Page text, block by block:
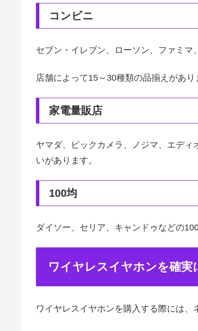
コンビニ
セブン・イレブン、ローソン、ファミマ
店舗によって15～30種類の品揃えがあり
家電量販店
ヤマダ、ビックカメラ、ノジマ、エデ
いがあります。
100均
ダイソー、セリア、キャンドゥなどの
ワイヤレスイヤホンを確
ワイヤレスイヤホンを購入する際には、